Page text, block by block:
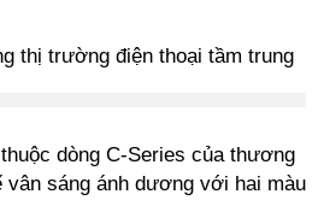
dòng C-Series của thương
vân sáng ánh dương với hai màu